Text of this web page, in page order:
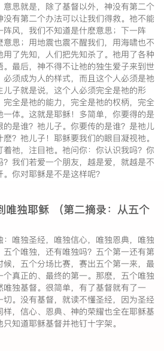
意思就是，除了基督以外，神没有第二个
有第二个办法可以让我们得救。祂不能
风，我们不知道是什麽意思；下一阵
思；用地震也震不醒我们，用海啸也不
了先知，人们把先知杀了。祂用了各种
。最后，神不得不让祂的独生爱子来到世
须成为人的样式，而且这个人必须是祂
儿子就是说，这个人必须完全是祂的形
全是祂的能力，完全是祂的权柄，完全
体。这就是耶稣！多简单，你要得的是
是谁？祂儿子。你要传的是谁？是祂儿
？祂儿子！耶稣要我们的眼目凝视祂。
祂，注目祂。祂问你：你认识我吗？你
我们若爱一个朋友，越是爱，就越是不
你对耶稣是不是这样呢？
唯独耶稣 （第二摘录：从五个
唯独圣经，唯独信心，唯独恩典，唯独
个唯独，还有唯独吗？五个第一还有第
，五个分场比赛，赛出五个第一来，最
真正的、最终的第一。那麽，五个唯独
独基督。很简单，有了基督就有了一
。没有基督，就读不懂圣经，因为圣经
，信心、恩典、神的荣耀也全在耶稣基
知道耶稣基督并祂钉十字架。